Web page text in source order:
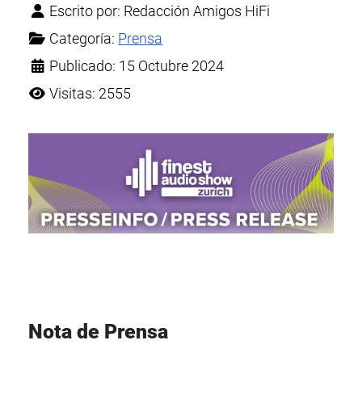
Escrito por: Redacción Amigos HiFi
Categoría: Prensa
Publicado: 15 Octubre 2024
Visitas: 2555
Nota de Prensa